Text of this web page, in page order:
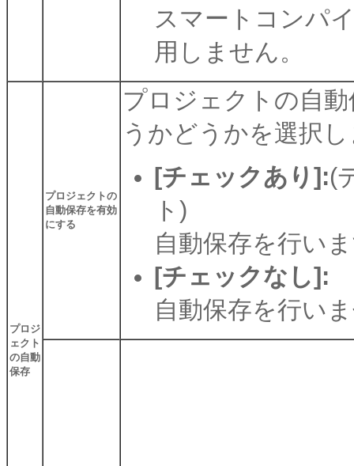
スマートコンパ
用しません。
プロジ
ェクト
の自動
保存
プロジェクトの
自動保存を有効
にする
プロジェクトの自
うかどうかを選択
[チェックあり]:(
ト)
自動保存を行い
[チェックなし]:
自動保存を行い